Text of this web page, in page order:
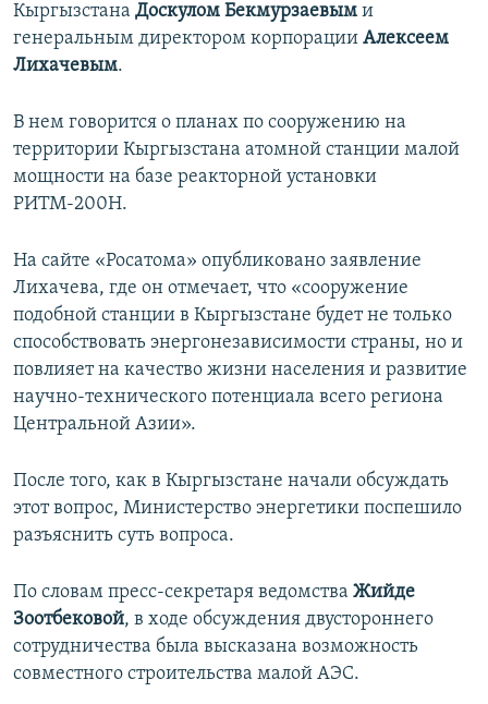
Кыргызстана Доскулом Бекмурзаевым и
генеральным директором корпорации Алексеем
Лихачевым.
В нем говорится о планах по сооружению на
территории Кыргызстана атомной станции малой
мощности на базе реакторной установки
РИТМ-200Н.
На сайте «Росатома» опубликовано заявление
Лихачева, где он отмечает, что «сооружение
подобной станции в Кыргызстане будет не только
способствовать энергонезависимости страны, но и
повлияет на качество жизни населения и развитие
научно-технического потенциала всего региона
Центральной Азии».
После того, как в Кыргызстане начали обсуждать
этот вопрос, Министерство энергетики поспешило
разъяснить суть вопроса.
По словам пресс-секретаря ведомства Жийде
Зоотбековой, в ходе обсуждения двустороннего
сотрудничества была высказана возможность
совместного строительства малой АЭС.